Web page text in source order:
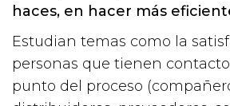
haces, en hacer más
Estudian temas como la
personas que tienen
punto del proceso